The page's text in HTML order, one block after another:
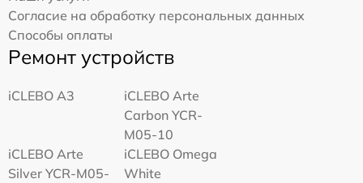
Согласие на обработку персональных данных
Способы оплаты
Ремонт устройств
iCLEBO A3
iCLEBO Arte
Carbon YCR-
M05-10
iCLEBO Arte
Silver YCR-M05-
iCLEBO Omega
White